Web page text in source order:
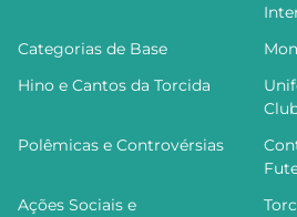
Categorias de Base
Hino e Cantos da Torcida
Polêmicas e Controvérsias
Ações Sociais e